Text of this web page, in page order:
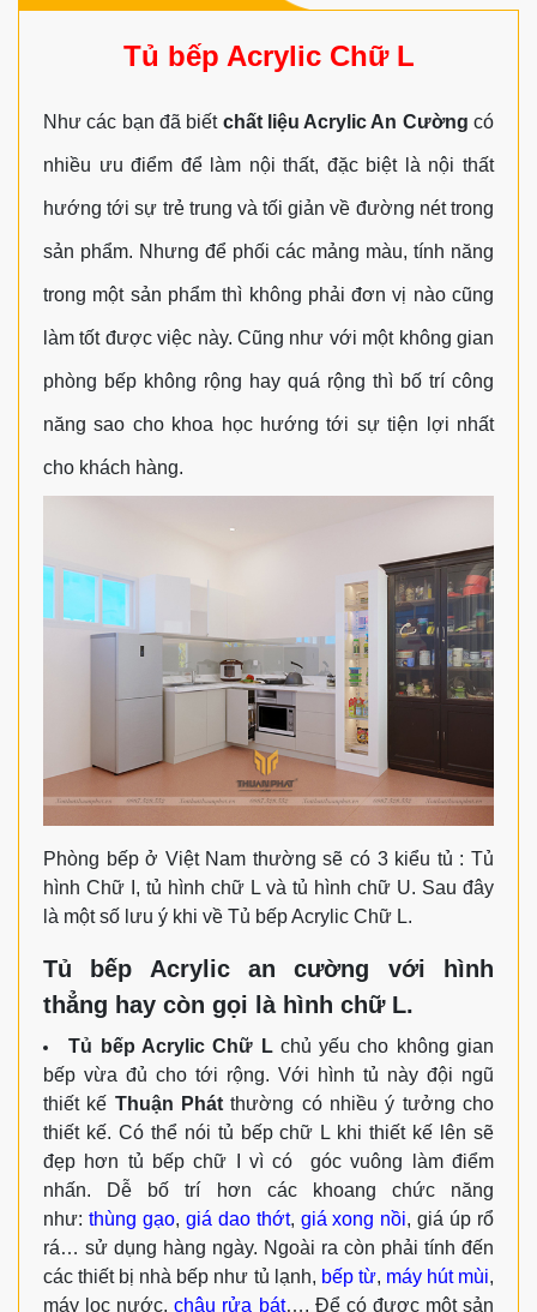
Tủ bếp Acrylic Chữ L
Như các bạn đã biết chất liệu Acrylic An Cường có
nhiều ưu điểm để làm nội thất, đặc biệt là nội thất
hướng tới sự trẻ trung và tối giản về đường nét trong
sản phẩm. Nhưng để phối các mảng màu, tính năng
trong một sản phẩm thì không phải đơn vị nào cũng
làm tốt được việc này. Cũng như với một không gian
phòng bếp không rộng hay quá rộng thì bố trí công
năng sao cho khoa học hướng tới sự tiện lợi nhất
cho khách hàng.
Phòng bếp ở Việt Nam thường sẽ có 3 kiểu tủ : Tủ
hình Chữ I, tủ hình chữ L và tủ hình chữ U. Sau đây
là một số lưu ý khi về Tủ bếp Acrylic Chữ L.
Tủ bếp Acrylic an cường với hình
thẳng hay còn gọi là hình chữ L.
Tủ bếp Acrylic Chữ Lchủ yếu cho không gian
bếp vừa đủ cho tới rộng. Với hình tủ này đội ngũ
thiết kế Thuận Phát thường có nhiều ý tưởng cho
thiết kế. Có thể nói tủ bếp chữ L khi thiết kế lên sẽ
đẹp hơn tủ bếp chữ I vì có góc vuông làm điểm
nhấn. Dễ bố trí hơn các khoang chức năng
như: thùng gạo, giá dao thớt, giá xong nồi, giá úp rổ
rá… sử dụng hàng ngày. Ngoài ra còn phải tính đến
các thiết bị nhà bếp như tủ lạnh, bếp từ, máy hút mùi,
máy lọc nước,chậu rửa bát…. Để có được một sản